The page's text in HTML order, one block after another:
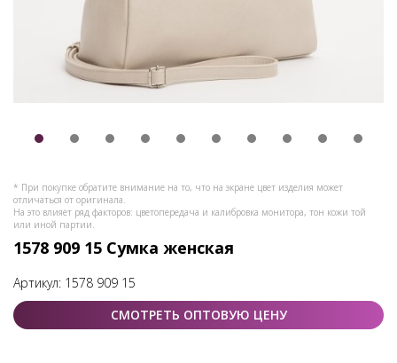
* При покупке обратите внимание на то, что на экране цвет изделия может
отличаться от оригинала.
На это влияет ряд факторов: цветопередача и калибровка монитора, тон кожи той
или иной партии.
1578 909 15 Сумка женская
Артикул: 1578 909 15
СМОТРЕТЬ ОПТОВУЮ ЦЕНУ